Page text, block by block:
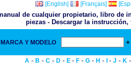
[English]
[Français]
de cualquier propietario, libro de
piezas - Descargar la
MARCA Y MODELO +
A - B - C - D - E - F - G - H - - J - K